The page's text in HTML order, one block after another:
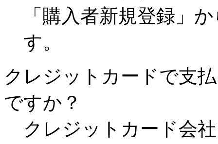
「購入者新規登録」
す。
クレジットカードで支
ですか？
クレジットカード会